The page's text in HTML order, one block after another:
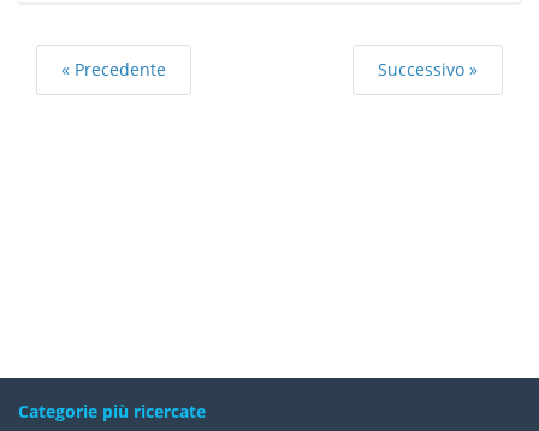
« Precedente Successivo »
Categorie più ricercate